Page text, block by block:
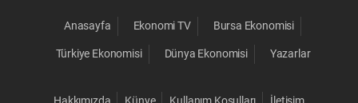
Anasayfa Ekonomi TV Bursa Ekonomisi
Türkiye Ekonomisi Dünya Ekonomisi Yazarlar